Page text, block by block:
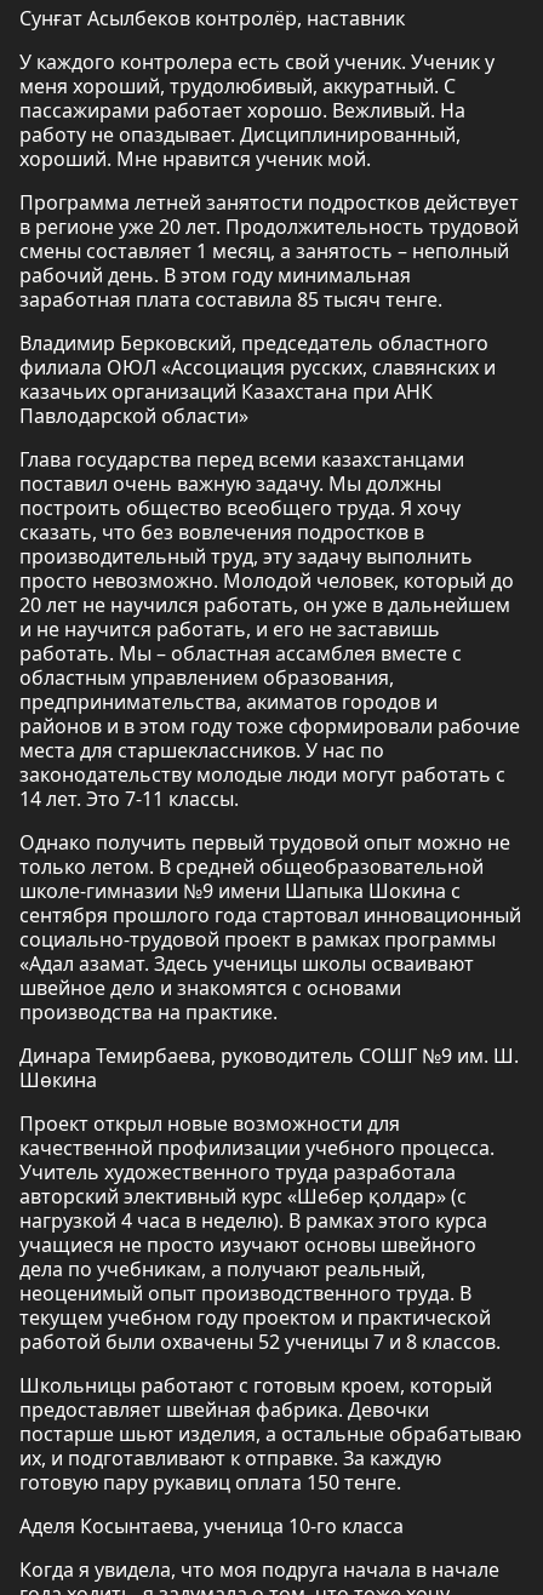
Сунғат Асылбеков контролёр, наставник
У каждого контролера есть свой ученик. Ученик у
меня хороший, трудолюбивый, аккуратный. С
пассажирами работает хорошо. Вежливый. На
работу не опаздывает. Дисциплинированный,
хороший. Мне нравится ученик мой.
Программа летней занятости подростков действует
в регионе уже 20 лет. Продолжительность трудовой
смены составляет 1 месяц, а занятость – неполный
рабочий день. В этом году минимальная
заработная плата составила 85 тысяч тенге.
Владимир Берковский, председатель областного
филиала ОЮЛ «Ассоциация русских, славянских и
казачьих организаций Казахстана при АНК
Павлодарской области»
Глава государства перед всеми казахстанцами
поставил очень важную задачу. Мы должны
построить общество всеобщего труда. Я хочу
сказать, что без вовлечения подростков в
производительный труд, эту задачу выполнить
просто невозможно. Молодой человек, который до
20 лет не научился работать, он уже в дальнейшем
и не научится работать, и его не заставишь
работать. Мы – областная ассамблея вместе с
областным управлением образования,
предпринимательства, акиматов городов и
районов и в этом году тоже сформировали рабочие
места для старшеклассников. У нас по
законодательству молодые люди могут работать с
14 лет. Это 7-11 классы.
Однако получить первый трудовой опыт можно не
только летом. В средней общеобразовательной
школе-гимназии №9 имени Шапыка Шокина с
сентября прошлого года стартовал инновационный
социально-трудовой проект в рамках программы
«Адал азамат. Здесь ученицы школы осваивают
швейное дело и знакомятся с основами
производства на практике.
Динара Темирбаева, руководитель СОШГ №9 им. Ш.
Шөкина
Проект открыл новые возможности для
качественной профилизации учебного процесса.
Учитель художественного труда разработала
авторский элективный курс «Шебер қолдар» (с
нагрузкой 4 часа в неделю). В рамках этого курса
учащиеся не просто изучают основы швейного
дела по учебникам, а получают реальный,
неоценимый опыт производственного труда. В
текущем учебном году проектом и практической
работой были охвачены 52 ученицы 7 и 8 классов.
Школьницы работают с готовым кроем, который
предоставляет швейная фабрика. Девочки
постарше шьют изделия, а остальные обрабатываю
их, и подготавливают к отправке. За каждую
готовую пару рукавиц оплата 150 тенге.
Аделя Косынтаева, ученица 10-го класса
Когда я увидела, что моя подруга начала в начале